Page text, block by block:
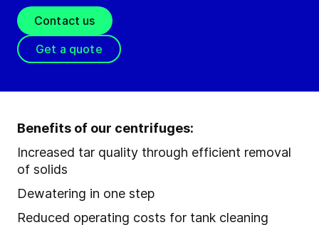
Contact us
Get a quote
Benefits of our centrifuges:
Increased tar quality through efficient removal
of solids
Dewatering in one step
Reduced operating costs for tank cleaning